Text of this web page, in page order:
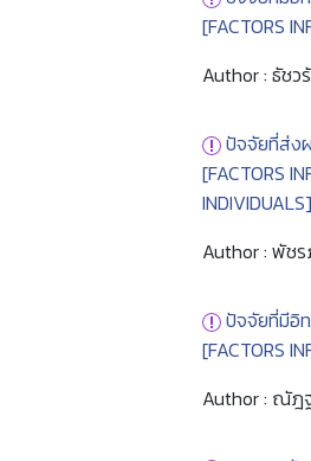
[FACTORS
Author : ธัชว
ปัจจัยที่ส่ง
[FACTORS
INDIVIDUALS]
Author : พัช
ปัจจัยที่มีอิ
[FACTORS
Author : ณัฎ